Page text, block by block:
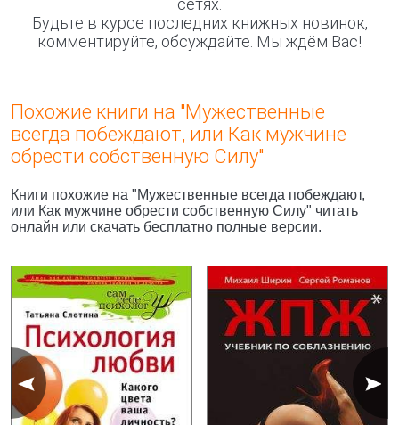
сетях.
Будьте в курсе последних книжных новинок,
комментируйте, обсуждайте. Мы ждём Вас!
Похожие книги на "Мужественные
всегда побеждают, или Как мужчине
обрести собственную Силу"
Книги похожие на "Мужественные всегда побеждают,
или Как мужчине обрести собственную Силу" читать
онлайн или скачать бесплатно полные версии.